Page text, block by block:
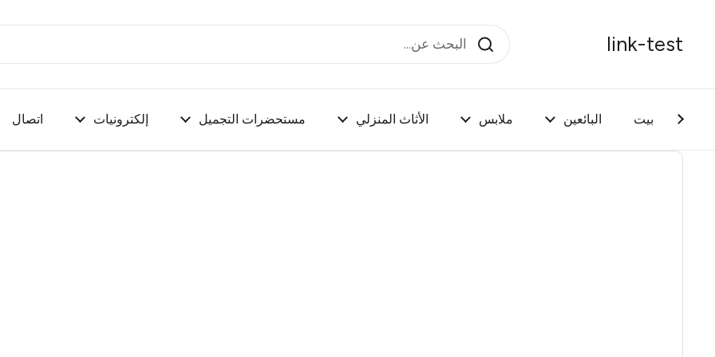
link-test
بيت البائعين ملابس الأثاث المنزلي مستحضرات التجميل إلكترونيات اتصال الصفحة الرئيسية /
Women